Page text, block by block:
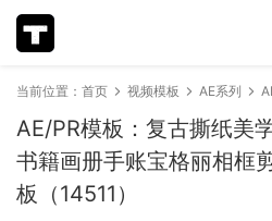
当前位置： 首页 视频模板 AE系列
AE/PR模板：复古撕纸美
书籍画册手账宝格丽相框
板（14511）